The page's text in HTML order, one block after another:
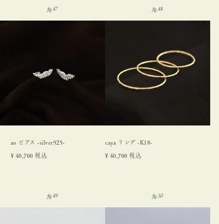
ao ピアス -silver925-
¥ 40,700 税込
caya リング -K18-
¥ 40,700 税込